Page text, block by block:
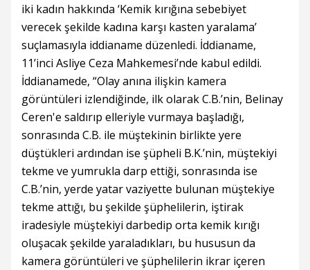
iki kadın hakkında ‘Kemik kırığına sebebiyet
verecek şekilde kadına karşı kasten yaralama’
suçlamasıyla iddianame düzenledi. İddianame,
11’inci Asliye Ceza Mahkemesi’nde kabul edildi.
İddianamede, “Olay anına ilişkin kamera
görüntüleri izlendiğinde, ilk olarak C.B.’nin, Belinay
Ceren'e saldırıp elleriyle vurmaya başladığı,
sonrasında C.B. ile müştekinin birlikte yere
düştükleri ardından ise şüpheli B.K.’nin, müştekiyi
tekme ve yumrukla darp ettiği, sonrasında ise
C.B.’nin, yerde yatar vaziyette bulunan müştekiye
tekme attığı, bu şekilde şüphelilerin, iştirak
iradesiyle müştekiyi darbedip orta kemik kırığı
oluşacak şekilde yaraladıkları, bu hususun da
kamera görüntüleri ve şüphelilerin ikrar içeren